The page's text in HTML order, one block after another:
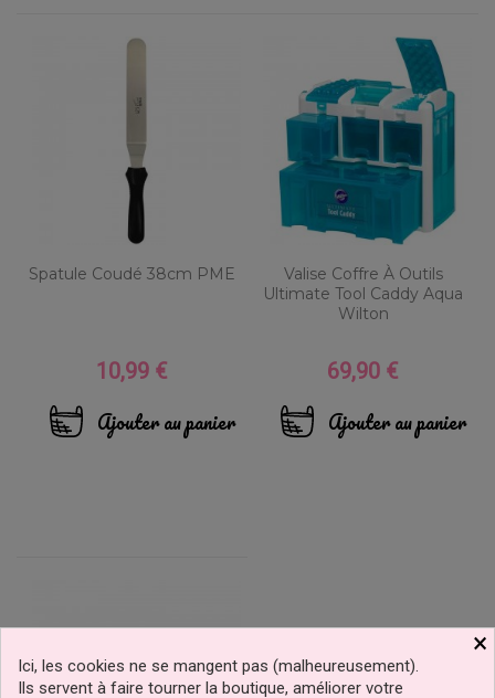
Spatule Coudé 38cm PME
Prix
10,99 €
Ajouter au panier
Valise Coffre À Outils
Ultimate Tool Caddy Aqua
Wilton
Prix
69,90 €
Ajouter au panier
×
Ici, les cookies ne se mangent pas (malheureusement).
Ils servent à faire tourner la boutique, améliorer votre